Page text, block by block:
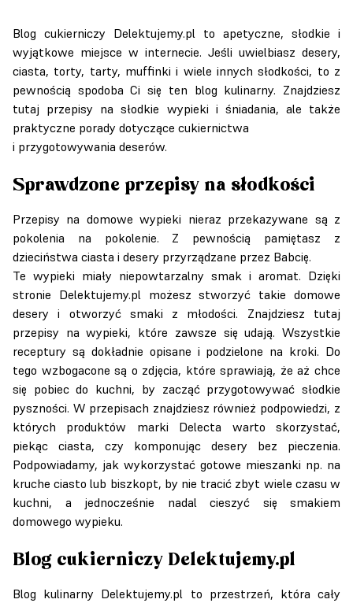
Blog cukierniczy Delektujemy.pl to apetyczne, słodkie i
wyjątkowe miejsce w internecie. Jeśli uwielbiasz desery,
ciasta, torty, tarty, muffinki i wiele innych słodkości, to z
pewnością spodoba Ci się ten blog kulinarny. Znajdziesz
tutaj przepisy na słodkie wypieki i śniadania, ale także
praktyczne porady dotyczące cukiernictwa
i przygotowywania deserów.
Sprawdzone przepisy na słodkości
Przepisy na domowe wypieki nieraz przekazywane są z
pokolenia na pokolenie. Z pewnością pamiętasz z
dzieciństwa ciasta i desery przyrządzane przez Babcię.
Te wypieki miały niepowtarzalny smak i aromat. Dzięki
stronie Delektujemy.pl możesz stworzyć takie domowe
desery i otworzyć smaki z młodości. Znajdziesz tutaj
przepisy na wypieki, które zawsze się udają. Wszystkie
receptury są dokładnie opisane i podzielone na kroki. Do
tego wzbogacone są o zdjęcia, które sprawiają, że aż chce
się pobiec do kuchni, by zacząć przygotowywać słodkie
pyszności. W przepisach znajdziesz również podpowiedzi, z
których produktów marki Delecta warto skorzystać,
piekąc ciasta, czy komponując desery bez pieczenia.
Podpowiadamy, jak wykorzystać gotowe mieszanki np. na
kruche ciasto lub biszkopt, by nie tracić zbyt wiele czasu w
kuchni, a jednocześnie nadal cieszyć się smakiem
domowego wypieku.
Blog cukierniczy Delektujemy.pl
Blog kulinarny Delektujemy.pl to przestrzeń, która cały